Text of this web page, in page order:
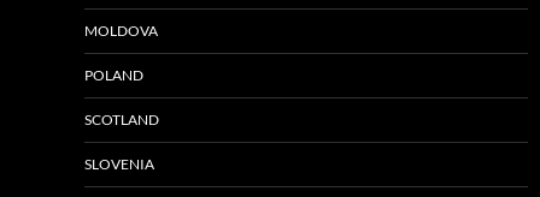
MOLDOVA
POLAND
SCOTLAND
SLOVENIA